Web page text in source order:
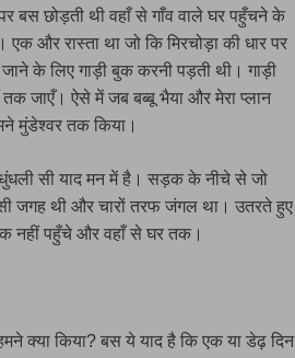
बस छोड़ती थी वहाँ से गाँव वाले घर पहुँचने के
और रास्ता था जो कि मिरचोड़ा की धार पर
के लिए गाड़ी बुक करनी पड़ती थी। गाड़ी
जाएँ। ऐसे में जब बब्बू भैया और मेरा प्लान
मुंडेश्वर तक किया।
सी याद मन में है। सड़क के नीचे से जो
जगह थी और चारों तरफ जंगल था। उतरते हुए
नहीं पहुँचे और वहाँ से घर तक।
क्या किया? बस ये याद है कि एक या डेढ़ दिन